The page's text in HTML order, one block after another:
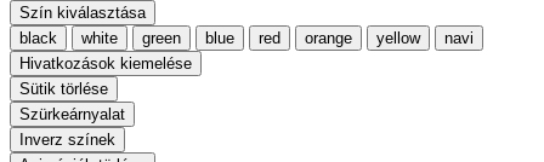
Szín kiválasztása
black
white green blue red orange yellow
navi
Hivatkozások kiemelése
Sütik törlése
Szürkeárnyalat
Inverz színek